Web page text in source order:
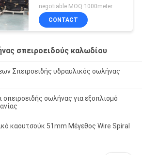
negotiable MOQ:1000meter
CONTACT
σπειροειδούς καλωδίου
Σπειροειδής υδραυλικός σωλήνας
σπειροειδής σωλήνας για εξοπλισμό
καουτσούκ 51mm Μέγεθος Wire Spiral